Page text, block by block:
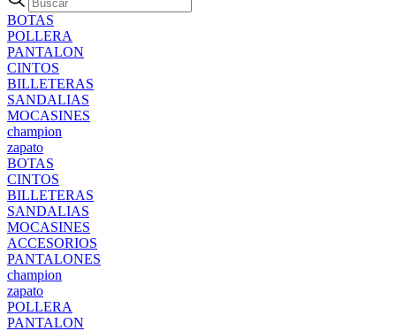
BOTAS
POLLERA
PANTALON
CINTOS
BILLETERAS
SANDALIAS
MOCASINES
champion
zapato
BOTAS
CINTOS
BILLETERAS
SANDALIAS
MOCASINES
ACCESORIOS
PANTALONES
champion
zapato
POLLERA
PANTALON